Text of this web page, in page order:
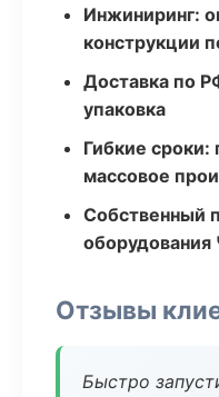
Инжиниринг:
конструкции
Доставка по
упаковка
Гибкие сроки:
массовое
Собственный
Отзывы
Быстро